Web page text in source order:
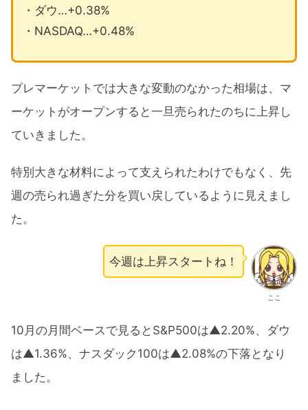
・ダウ…+0.38%
・NASDAQ…+0.48%
プレマーケットでは大きな変動のなかった相場は、マ
ーケットがオープンすると一旦売られたのちに上昇し
ていきました。
特別大きな材料によって支えられたわけでもなく、先
週の売られ過ぎた分を買い戻しているように見えまし
た。
ここ
今週は上昇スタートね！
10月の月間ベースで見るとS&P500は▲2.20%、ダウ
は▲1.36%、ナスダック100は▲2.08%の下落となり
ました。